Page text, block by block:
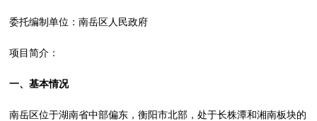
委托编制单位：南岳区人民政府
项目简介：
一、基本情况
南岳区位于湖南省中部偏东，衡阳市北部，处于长株潭和湘南板块的